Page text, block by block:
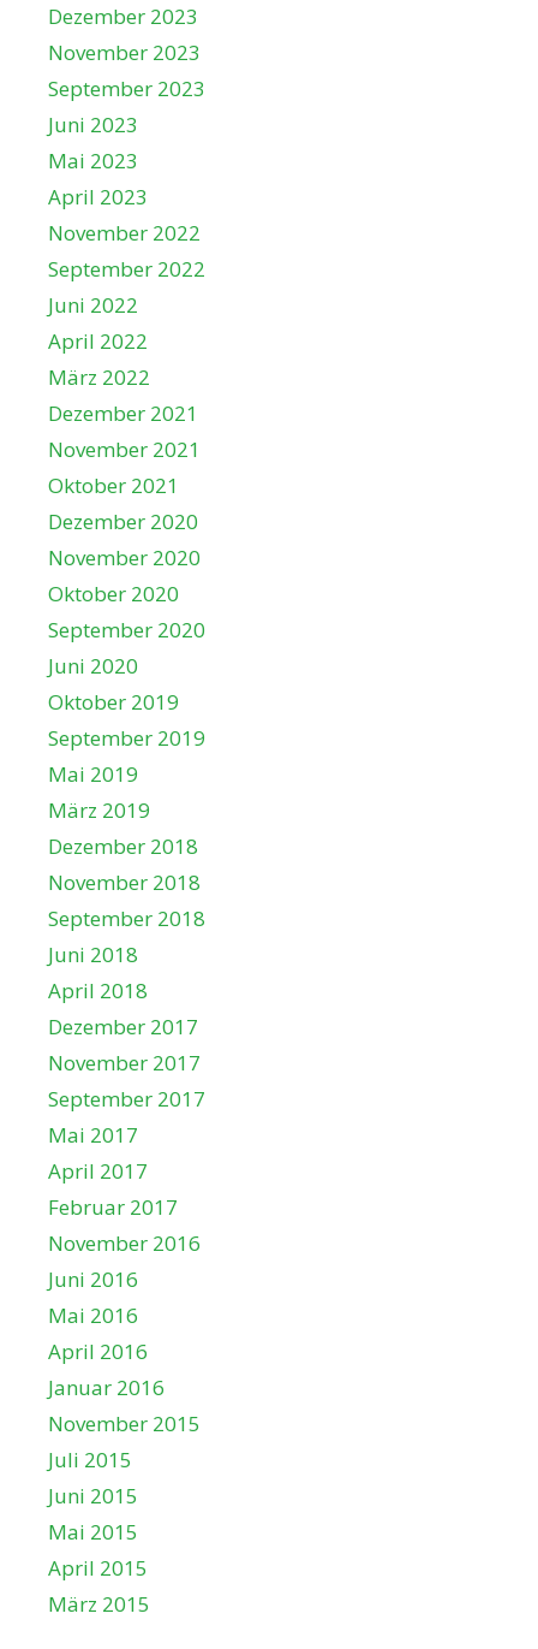
Dezember 2023
November 2023
September 2023
Juni 2023
Mai 2023
April 2023
November 2022
September 2022
Juni 2022
April 2022
März 2022
Dezember 2021
November 2021
Oktober 2021
Dezember 2020
November 2020
Oktober 2020
September 2020
Juni 2020
Oktober 2019
September 2019
Mai 2019
März 2019
Dezember 2018
November 2018
September 2018
Juni 2018
April 2018
Dezember 2017
November 2017
September 2017
Mai 2017
April 2017
Februar 2017
November 2016
Juni 2016
Mai 2016
April 2016
Januar 2016
November 2015
Juli 2015
Juni 2015
Mai 2015
April 2015
März 2015